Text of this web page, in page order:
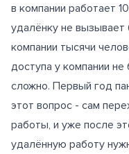
в компании работает
удалёнку не
компании тысячи
доступа у компании
сложно. Первый год
этот вопрос - сам
работы, и уже после
удалённую работу